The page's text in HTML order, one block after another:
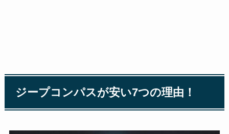
ジープコンパスが安い7つの理由！